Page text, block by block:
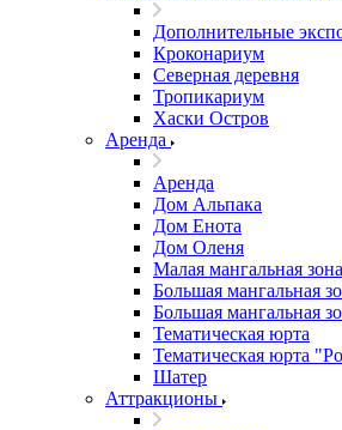
Дополнительные
Кроконариум
Северная деревня
Тропикариум
Хаски Остров
Аренда
Аренда
Дом Альпака
Дом Енота
Дом Оленя
Малая мангальная зона
Большая мангальная
Большая мангальная
Тематическая юрта
Тематическая юрта
Шатер
Аттракционы